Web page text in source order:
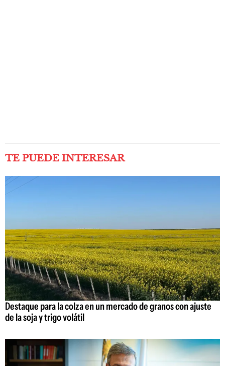
TE PUEDE INTERESAR
Destaque para la colza en un mercado de granos con ajuste
de la soja y trigo volátil